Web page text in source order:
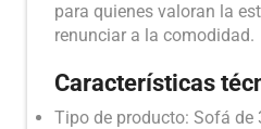
para quienes valoran la
renunciar a la comodidad.
Características
Tipo de producto: Sofá de